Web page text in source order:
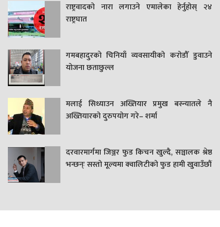
राष्ट्रवादको नारा लगाउने एमालेका हेर्नुहोस् २४
राष्ट्रघात
गमबहादुरकाे चिनियाँ व्यवसायीको करोडौँ डुवाउने
याेजना छताछुल्ल
मलाई सिध्याउन अख्तियार प्रमुख बस्न्यातले नै
अख्तियारको दुरुपयोग गरे– शर्मा
दरवारमार्गमा जिञ्जर फुड किचन खुल्दै, सञ्चालक श्रेष्ठ
भन्छन्ः सस्तो मूल्यमा क्वालिटीको फुड हामी खुवाउँछौं